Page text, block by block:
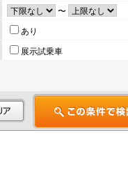
〜
あり
展示試乗車